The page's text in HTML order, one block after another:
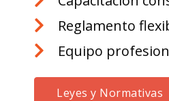
Reglamento
Equipo
Leyes y Normativas